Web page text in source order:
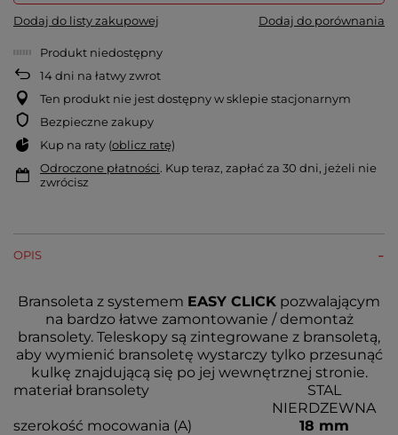
Dodaj do listy zakupowej Dodaj do porównania
Produkt niedostępny
14dni na łatwy zwrot
Ten produkt nie jest dostępny w sklepie stacjonarnym
Bezpieczne zakupy
Kup na raty (oblicz ratę)
Odroczone płatności. Kup teraz, zapłać za 30 dni, jeżeli nie
zwrócisz
OPIS
Bransoleta z systemem EASY CLICK pozwalającym
na bardzo łatwe zamontowanie / demontaż
bransolety. Teleskopy są zintegrowane z bransoletą,
aby wymienić bransoletę wystarczy tylko przesunąć
kulkę znajdującą się po jej wewnętrznej stronie.
materiał bransolety
STAL
NIERDZEWNA
szerokość mocowania (A)
18 mm